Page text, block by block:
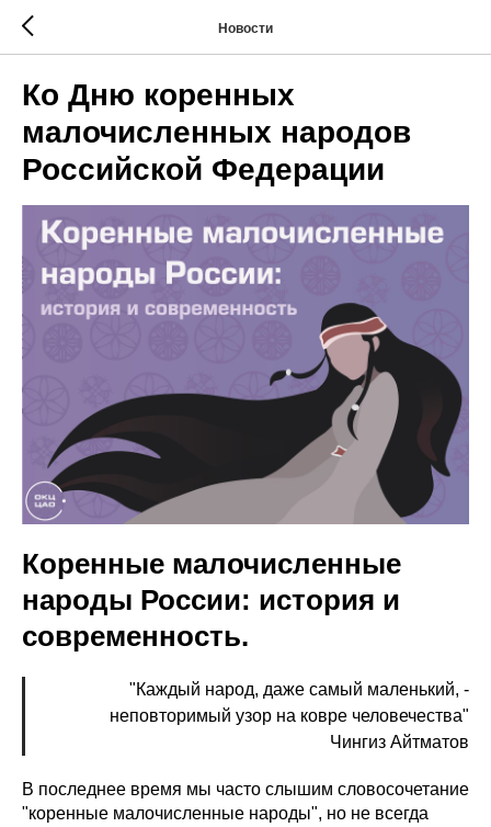
Новости
Ко Дню коренных
малочисленных народов
Российской Федерации
Коренные малочисленные
народы России: история и
современность.
"Каждый народ, даже самый маленький, -
неповторимый узор на ковре человечества"
Чингиз Айтматов
В последнее время мы часто слышим словосочетание
"коренные малочисленные народы", но не всегда